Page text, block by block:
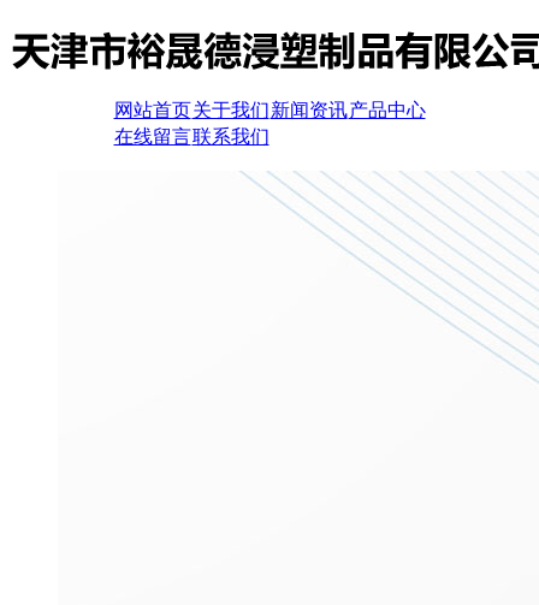
网站首页关于我们新闻资讯产品中心
在线留言联系我们